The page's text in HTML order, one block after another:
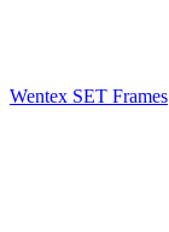
Wentex SET Frames